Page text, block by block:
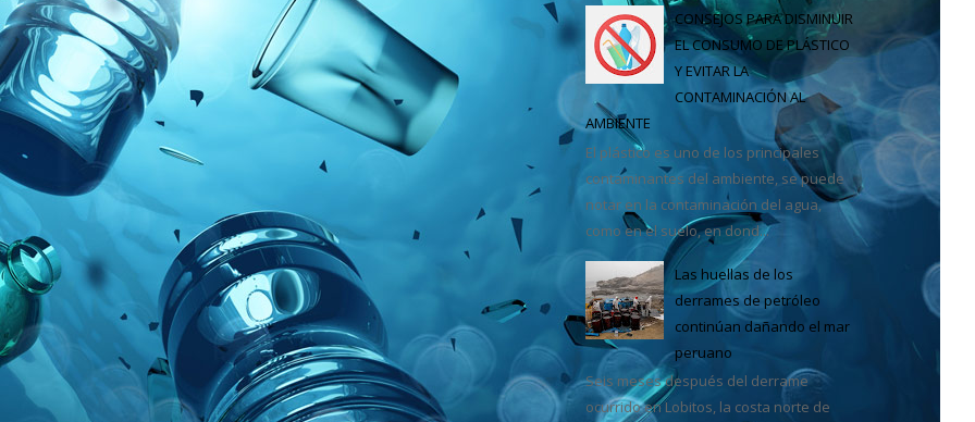
es el mejor calentador solar de México
CONSEJOS PARA DISMINUIR
EL CONSUMO DE PLÁSTICO
Y EVITAR LA
CONTAMINACIÓN AL
AMBIENTE
El plástico es uno de los principales
contaminantes del ambiente, se puede
notar en la contaminación del agua,
como en el suelo, en dond...
Las huellas de los
derrames de petróleo
continúan dañando el mar
peruano
Seis meses después del derrame
ocurrido en Lobitos, la costa norte de